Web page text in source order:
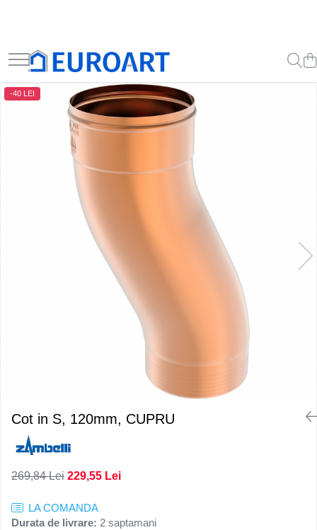
Cot in S, 120mm, CUPRU
-40 LEI
269,84 Lei 229,55 Lei
LA COMANDA
Durata de livrare: 2 saptamani